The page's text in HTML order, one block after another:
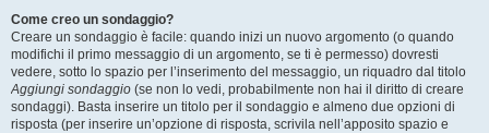
Come creo un sondaggio?
Creare un sondaggio è facile: quando inizi un nuovo argomento (o quando
modifichi il primo messaggio di un argomento, se ti è permesso) dovresti
vedere, sotto lo spazio per l’inserimento del messaggio, un riquadro dal titolo
Aggiungi sondaggio (se non lo vedi, probabilmente non hai il diritto di creare
sondaggi). Basta inserire un titolo per il sondaggio e almeno due opzioni di
risposta (per inserire un’opzione di risposta, scrivila nell’apposito spazio e